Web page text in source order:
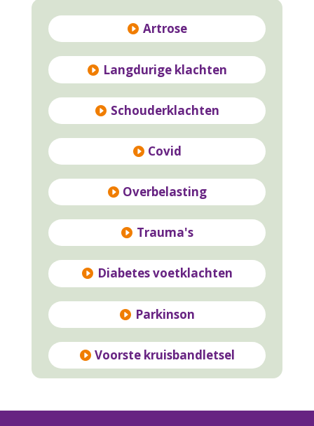
Artrose
Langdurige klachten
Schouderklachten
Covid
Overbelasting
Trauma's
Diabetes voetklachten
Parkinson
Voorste kruisbandletsel